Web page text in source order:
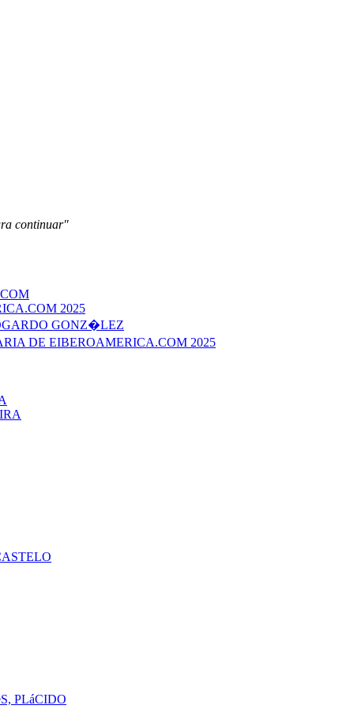
continuar"
2025
GONZ�LEZ
DE EIBEROAMERICA.COM 2025
PLáCIDO